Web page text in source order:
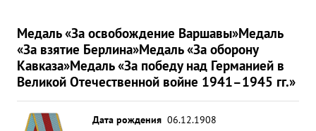
Медаль «За освобождение Варшавы»Медаль
«За взятие Берлина»Медаль «За оборону
Кавказа»Медаль «За победу над Германией в
Великой Отечественной войне 1941–1945 гг.»
Дата рождения 06.12.1908